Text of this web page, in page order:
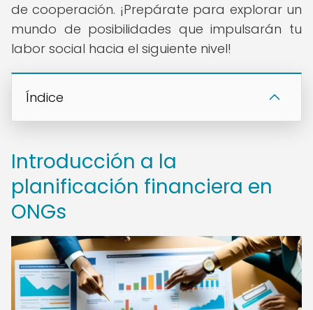
de cooperación. ¡Prepárate para explorar un
mundo de posibilidades que impulsarán tu
labor social hacia el siguiente nivel!
Índice
Introducción a la
planificación financiera en
ONGs